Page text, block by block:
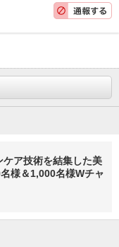
ア技術を結集した美
様＆1,000名様Wチャ